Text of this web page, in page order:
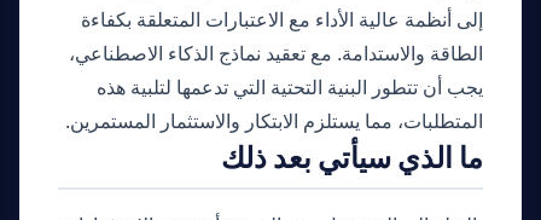
إلى أنظمة عالية الأداء مع الاعتبارات المتعلقة بكفاءة
الطاقة والاستدامة. مع تعقيد نماذج الذكاء الاصطناعي،
يجب أن تتطور البنية التحتية التي تدعمها لتلبية هذه
المتطلبات، مما يستلزم الابتكار والاستثمار المستمرين.
ما الذي سيأتي بعد ذلك